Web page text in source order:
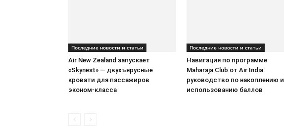
Последние новости и статьи
Air New Zealand запускает
«Skynest» — двухъярусные
кровати для пассажиров
эконом-класса
Последние новости и статьи
Навигация по программе
Maharaja Club от Air India:
руководство по накоплению и
использованию баллов